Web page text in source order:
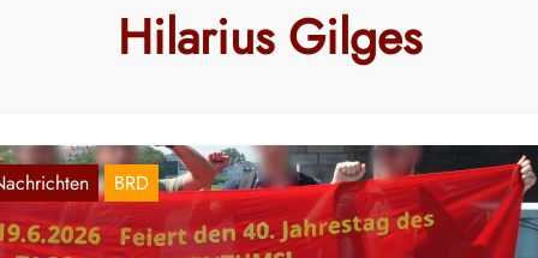
Hilarius Gilges
BRD
Ruhm und Ehre den gefallenen